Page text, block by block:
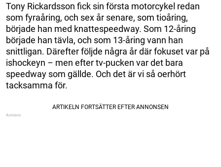
Tony Rickardsson fick sin första motorcykel redan
som fyraåring, och sex år senare, som tioåring,
började han med knattespeedway. Som 12-åring
började han tävla, och som 13-åring vann han
snittligan. Därefter följde några år där fokuset var på
ishockeyn – men efter tv-pucken var det bara
speedway som gällde. Och det är vi så oerhört
tacksamma för.